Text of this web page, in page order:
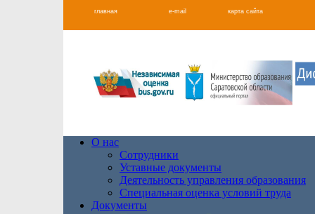
главная e-mail карта сайта
О нас
Сотрудники
Уставные документы
Деятельность управления образования
Специальная оценка условий труда
Документы